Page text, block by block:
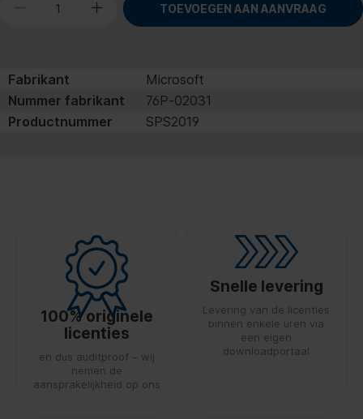
TOEVOEGEN AAN AANVRAAG
Fabrikant
Microsoft
Nummer fabrikant
76P‐02031
Productnummer
SPS2019
100% originele
licenties
en dus auditproof – wij
nemen de
aansprakelijkheid op ons
Snelle levering
Levering van de licenties
binnen enkele uren via
een eigen
downloadportaal